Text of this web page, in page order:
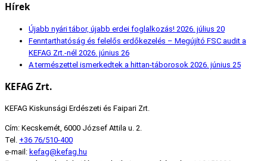
Hírek
Újabb nyári tábor, újabb erdei foglalkozás! 2026. július 20
Fenntarthatóság és felelős erdőkezelés – Megújító FSC audit a
KEFAG Zrt.-nél 2026. június 26
A természettel ismerkedtek a hittan-táborosok 2026. június 25
KEFAG Zrt.
KEFAG Kiskunsági Erdészeti és Faipari Zrt.
Cím: Kecskemét, 6000 József Attila u. 2.
Tel. +36 76/510-400
e-mail: kefag@kefag.hu